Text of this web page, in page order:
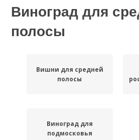
Виноград для
полосы
Вишни для средней
полосы
Виноград для
подмосковья